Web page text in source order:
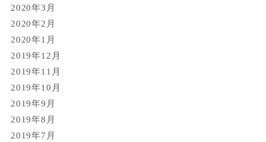
2020年3月
2020年2月
2020年1月
2019年12月
2019年11月
2019年10月
2019年9月
2019年8月
2019年7月